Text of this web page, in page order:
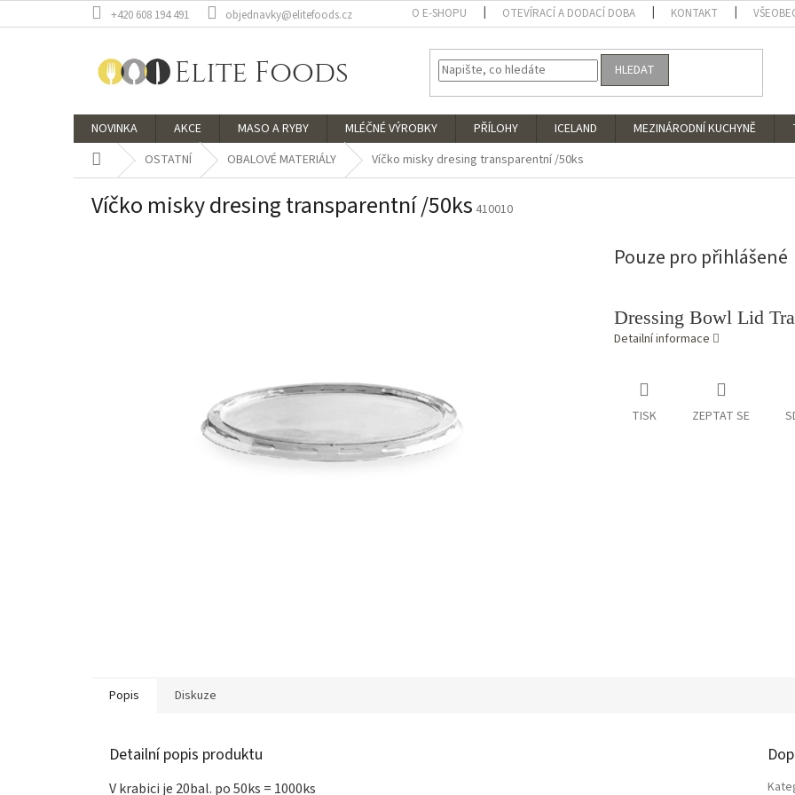
na
+420 608 194 491 objednavky@elitefoods.cz O E-SHOPU OTEVÍRACÍ A DODACÍ DOBA KONTAKT
HLEDAT
NOVINKA AKCE MASO A RYBY MLÉČNÉ VÝROBKY PŘÍLOHY ICELAND MEZINÁRODNÍ KUCHYNĚ
Domů OSTATNÍ OBALOVÉ MATERIÁLY Víčko misky dresing transparentní /50ks
Víčko misky dresing transparentní /50ks 410010
Pouze pro přihlášené
Dressing Bowl Lid
Detailní informace
TISK ZEPTAT SE
Popis Diskuze
Detailní popis produktu
V krabici je 20bal. po 50ks = 1000ks